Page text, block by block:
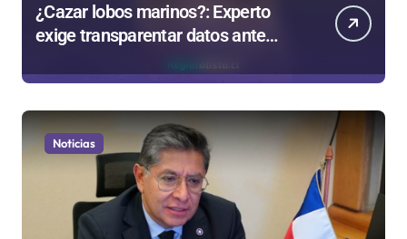
¿Cazar lobos marinos?: Experto
exige transparentar datos ante
Gobierno
Noticias